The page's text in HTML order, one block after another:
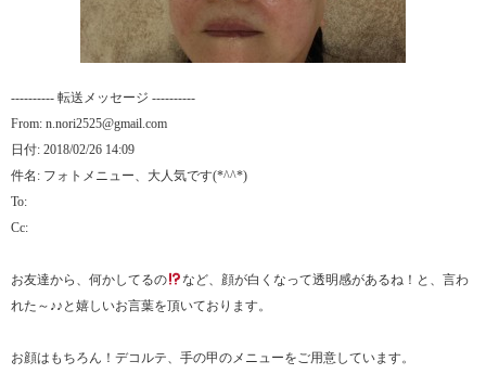
---------- 転送メッセージ ----------
From: n.nori2525@gmail.com
日付: 2018/02/26 14:09
件名: フォトメニュー、大人気です(*^^*)
To:
Cc:
お友達から、何かしてるの
など、顔が白くなって透明感があるね！と、言わ
れた～♪♪と嬉しいお言葉を頂いております。
お顔はもちろん！デコルテ、手の甲のメニューをご用意しています。